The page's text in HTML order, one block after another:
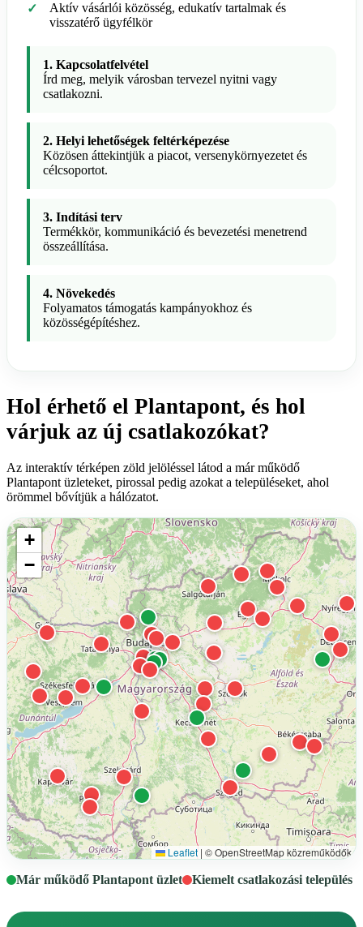
Aktív vásárlói közösség, edukatív tartalmak és
visszatérő ügyfélkör
1. Kapcsolatfelvétel
Írd meg, melyik városban tervezel nyitni vagy
csatlakozni.
2. Helyi lehetőségek feltérképezése
Közösen áttekintjük a piacot, versenykörnyezetet és
célcsoportot.
3. Indítási terv
Termékkör, kommunikáció és bevezetési menetrend
összeállítása.
4. Növekedés
Folyamatos támogatás kampányokhoz és
közösségépítéshez.
Hol érhető el Plantapont, és hol
várjuk az új csatlakozókat?
Az interaktív térképen zöld jelöléssel látod a már működő
Plantapont üzleteket, pirossal pedig azokat a településeket, ahol
örömmel bővítjük a hálózatot.
+
−
Leaflet | © OpenStreetMap közreműködők
Már működő Plantapont üzlet
Kiemelt csatlakozási település